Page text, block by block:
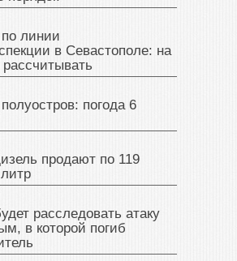
по линии
в Севастополе: на
погода 6
продают по 119
расследовать атаку
в которой погиб